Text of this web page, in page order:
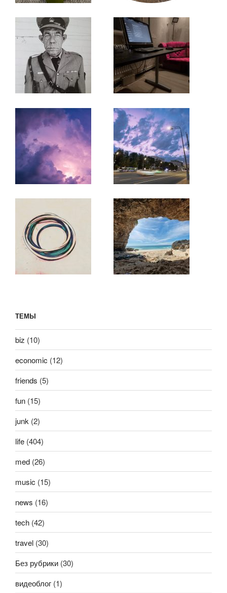
ТЕМЫ
biz (10)
economic (12)
friends (5)
fun (15)
junk (2)
life (404)
med (26)
music (15)
news (16)
tech (42)
travel (30)
Без рубрики (30)
видеоблог (1)